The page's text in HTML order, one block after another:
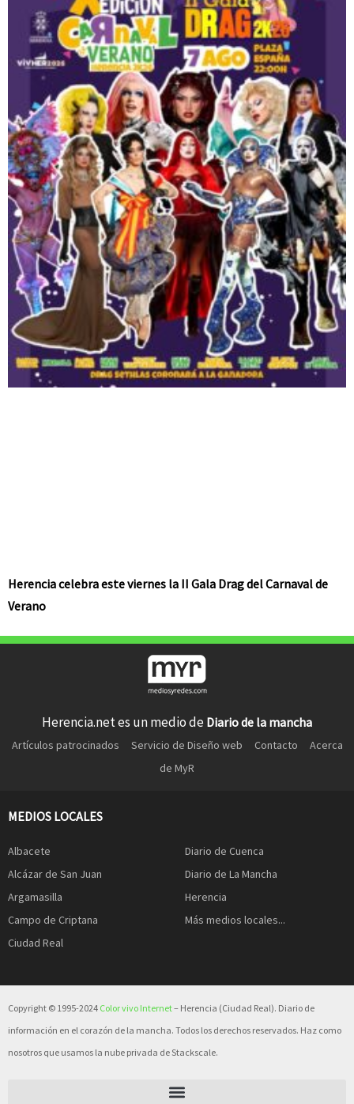
Herencia celebra este viernes la II Gala Drag del Carnaval de
Verano
Herencia.net es un medio de Diario de la mancha
Artículos patrocinados Servicio de Diseño web Contacto
Acerca
de MyR
MEDIOS LOCALES
Albacete
Alcázar de San Juan
Argamasilla
Campo de Criptana
Ciudad Real
Diario de Cuenca
Diario de La Mancha
Herencia
Más medios locales...
Copyright © 1995-2024 Color vivo Internet– Herencia (Ciudad Real). Diario de
información en el corazón de la mancha. Todos los derechos reservados. Haz como
nosotros que usamos la nube privada de Stackscale.